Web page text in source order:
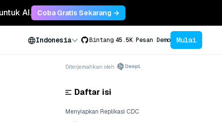
AI. Coba Gratis Sekarang →
Indonesia Bintang 45.5K Pesan Demo Mulai
Diterjemahkan oleh
Daftar isi
Menyiapkan Replikasi CDC